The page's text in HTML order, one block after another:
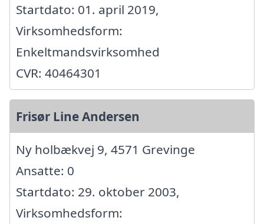
Startdato: 01. april 2019,
Virksomhedsform:
Enkeltmandsvirksomhed
CVR: 40464301
Frisør Line Andersen
Ny holbækvej 9, 4571 Grevinge
Ansatte: 0
Startdato: 29. oktober 2003,
Virksomhedsform: